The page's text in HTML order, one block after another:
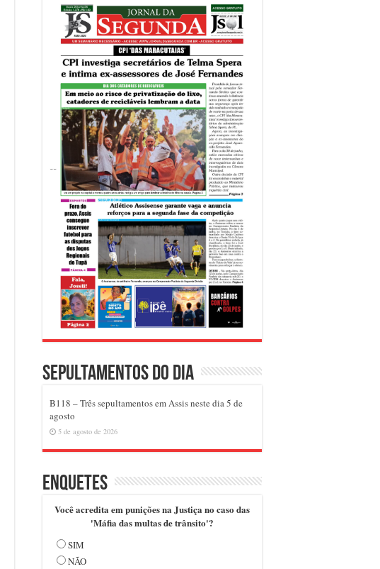
Sepultamentos do dia
B118 – Três sepultamentos em Assis neste dia 5 de
agosto
5 de agosto de 2026
Enquetes
Você acredita em punições na Justiça no caso das
'Máfia das multas de trânsito'?
SIM
NÃO